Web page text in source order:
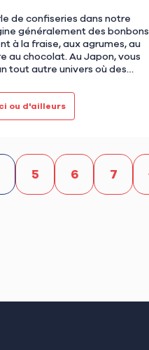
de confiseries dans notre
généralement des bonbons
à la fraise, aux agrumes, au
au chocolat. Au Japon, vous
tout autre univers où des
ou d'ailleurs
5 6 7